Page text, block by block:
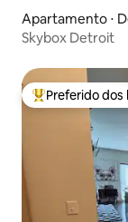
Apartamento ⋅
Skybox Detroit
Entre os
Preferido dos